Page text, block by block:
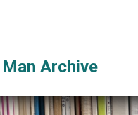
Archive